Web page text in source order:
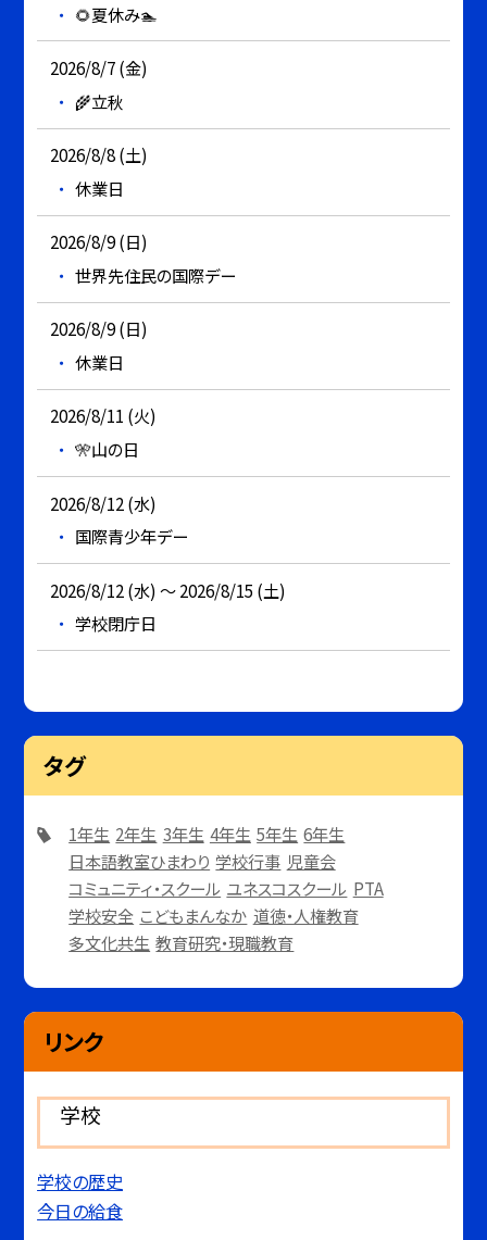
🌻夏休み🏊
2026/8/7 (金)
🌾立秋
2026/8/8 (土)
休業日
2026/8/9 (日)
世界先住民の国際デー
2026/8/9 (日)
休業日
2026/8/11 (火)
🎌山の日
2026/8/12 (水)
国際青少年デー
2026/8/12 (水) ～ 2026/8/15 (土)
学校閉庁日
タグ
1年生 2年生 3年生 4年生 5年生 6年生
日本語教室ひまわり 学校行事 児童会
コミュニティ・スクール ユネスコスクール PTA
学校安全 こどもまんなか 道徳・人権教育
多文化共生 教育研究・現職教育
リンク
学校
学校の歴史
今日の給食